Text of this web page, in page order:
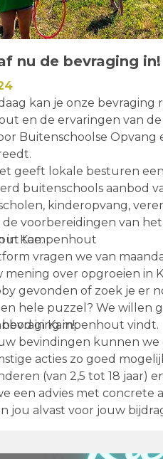
nu de bevraging in!
kan je onze
en de ervaringen van
Buitenschoolse Opvang
geeft lokale besturen
buitenschools aanbod
kinderopvang,
voorbereidingen van
toe.
in Kampenhout
vragen we van
mening over opgroeien in
gevonden of zoek je er
hele puzzel? We willen
in Kampenhout vindt.
in!
bevindingen kunnen
acties zo goed
(van 2,5 tot 18 jaar)
een advies met concrete
jou alvast voor jouw